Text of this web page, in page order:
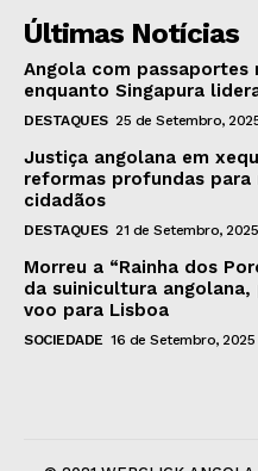
Últimas Notícias
Angola com passaportes
enquanto Singapura
DESTAQUES 25 de Setembro,
Justiça angolana em
reformas profundas
cidadãos
DESTAQUES 21 de Setembro, 2025
Morreu a “Rainha dos
da suinicultura
voo para Lisboa
SOCIEDADE 16 de Setembro, 2025